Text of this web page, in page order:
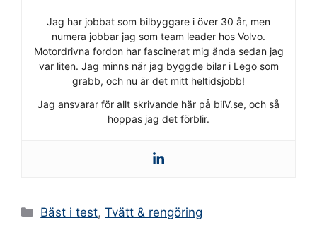
Jag har jobbat som bilbyggare i över 30 år, men
numera jobbar jag som team leader hos Volvo.
Motordrivna fordon har fascinerat mig ända sedan jag
var liten. Jag minns när jag byggde bilar i Lego som
grabb, och nu är det mitt heltidsjobb!
Jag ansvarar för allt skrivande här på bilV.se, och så
hoppas jag det förblir.
Kategorier
Bäst i test,Tvätt & rengöring